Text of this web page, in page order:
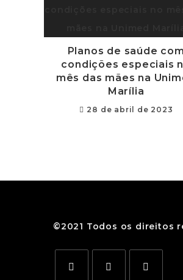
Planos de saúde com
condições especiais
mês das mães na
Marília
28 de abril de 2023
©2021 Todos os direitos